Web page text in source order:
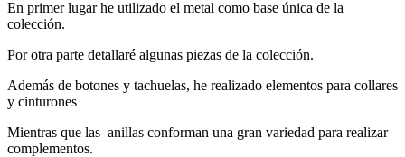
En primer lugar he utilizado el metal como base única de la
colección.
Por otra parte detallaré algunas piezas de la colección.
Además de botones y tachuelas, he realizado elementos para collares
y cinturones
Mientras que las anillas conforman una gran variedad para realizar
complementos.